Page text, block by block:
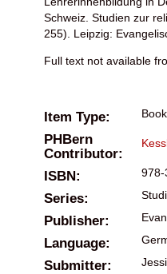
Schweiz. Studien zur
255). Leipzig:
Full text not available
Item Type:
PHBern
Contributor:
ISBN: 978-
Series:
Publisher:
Language:
Submitter: